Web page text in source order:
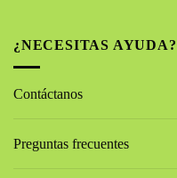
¿NECESITAS AYUDA?
Contáctanos
Preguntas frecuentes